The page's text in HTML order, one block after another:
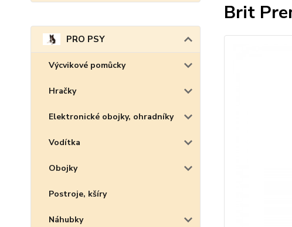
PRO PSY
Výcvikové pomůcky
Hračky
Elektronické obojky, ohradníky
Vodítka
Obojky
Postroje, kšíry
Náhubky
Brit